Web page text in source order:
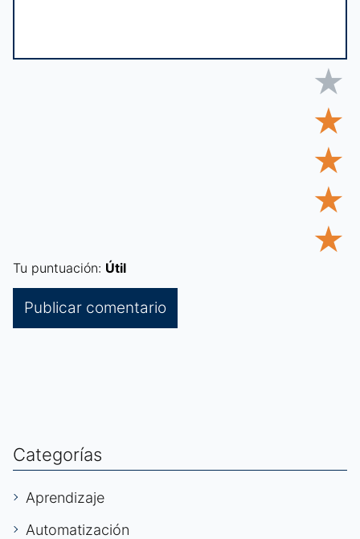
★
★
★
★
★
Tu puntuación: Útil
Categorías
Aprendizaje
Automatización